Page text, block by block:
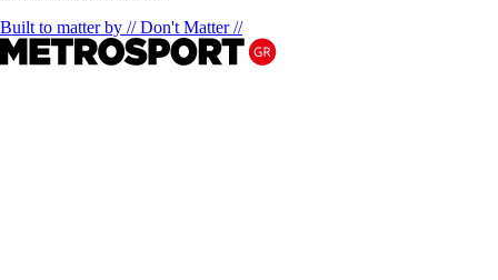
Built to matter by // Don't Matter //